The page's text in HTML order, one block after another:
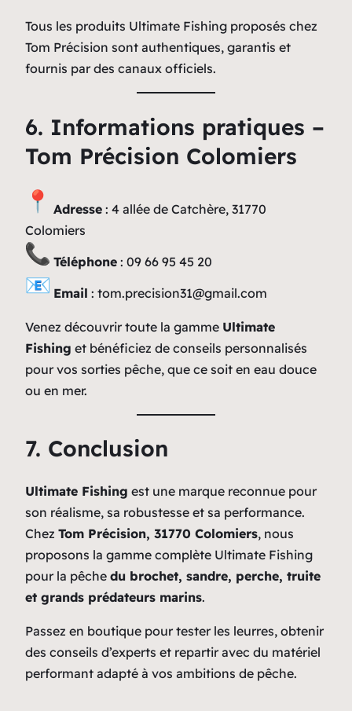
Tous les produits Ultimate Fishing proposés chez
Tom Précision sont authentiques, garantis et
fournis par des canaux officiels.
6. Informations pratiques –
Tom Précision Colomiers
Adresse : 4 allée de Catchère, 31770
Colomiers
Téléphone : 09 66 95 45 20
Email : tom.precision31@gmail.com
Venez découvrir toute la gamme Ultimate
Fishing et bénéficiez de conseils personnalisés
pour vos sorties pêche, que ce soit en eau douce
ou en mer.
7. Conclusion
Ultimate Fishing est une marque reconnue pour
son réalisme, sa robustesse et sa performance.
Chez Tom Précision, 31770 Colomiers, nous
proposons la gamme complète Ultimate Fishing
pour la pêche du brochet, sandre, perche, truite
et grands prédateurs marins.
Passez en boutique pour tester les leurres, obtenir
des conseils d’experts et repartir avec du matériel
performant adapté à vos ambitions de pêche.